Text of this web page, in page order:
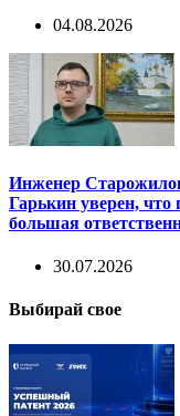
04.08.2026
Инженер
Гарькин уверен, что
большая
30.07.2026
Выбирай свое